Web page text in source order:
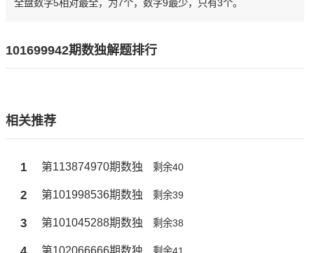
全盘数字5相对最全，为7个，数字9最少，只有3个。
101699942期数独解题排行
相关推荐
1 第113874970期数独 剩余40
2 第101998536期数独 剩余39
3 第101045288期数独 剩余38
第102066666期数独